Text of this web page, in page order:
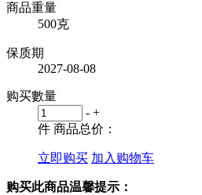
商品重量
500克
保质期
2027-08-08
购买數量
- +
件 商品总价：
立即购买 加入购物车
购买此商品温馨提示：